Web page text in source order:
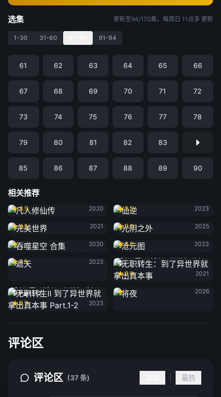
选集 更新至94/170集，每周日 11点多 更新
1-30 31-60 91-94
61 62 63 64 65 66
67 68 69 70 71 72
73 74 75 76 77 78
79 80 81 82 83
85 86 87 88 89 90
相关推荐
凡人修仙传
9.5
2020
8.5
2023
完美世界
8.5
2021
光阴之外
9.0
2025
吞噬星空 合集
2020
沧元图
8.6
2023
遮天
7.9
2023
事
6.8
2021
事 Part.1-2
8.7
2023
将夜
2026
评论区
评论区 (37 条) 最热